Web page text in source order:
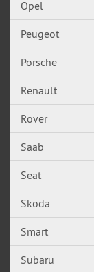
Opel
Peugeot
Porsche
Renault
Rover
Saab
Seat
Skoda
Smart
Subaru